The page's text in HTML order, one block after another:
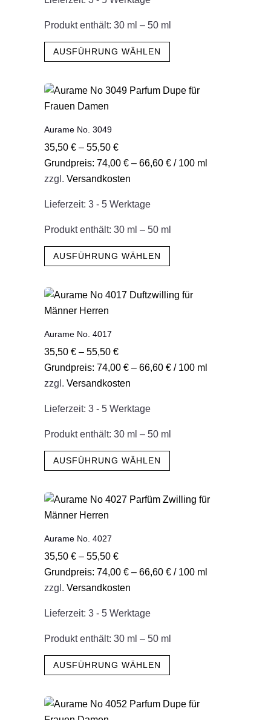
gewählt
werden
Produkt enthält: 30 ml – 50 ml
AUSFÜHRUNG WÄHLEN
Dieses
mehrere
können
gewählt
werden
Aurame No. 3049
35,50€ –55,50€
Grundpreis:74,00€ –66,60€ / 100 ml
zzgl.Versandkosten
Lieferzeit:3 - 5 Werktage
Produkt enthält: 30 ml – 50 ml
AUSFÜHRUNG WÄHLEN
Dieses
mehrere
können
gewählt
werden
Aurame No. 4017
35,50€ –55,50€
Grundpreis:74,00€ –66,60€ / 100 ml
zzgl.Versandkosten
Lieferzeit:3 - 5 Werktage
Produkt enthält: 30 ml – 50 ml
AUSFÜHRUNG WÄHLEN
Dieses
mehrere
können
gewählt
werden
Aurame No. 4027
35,50€ –55,50€
Grundpreis:74,00€ –66,60€ / 100 ml
zzgl.Versandkosten
Lieferzeit:3 - 5 Werktage
Produkt enthält: 30 ml – 50 ml
AUSFÜHRUNG WÄHLEN
Dieses
mehrere